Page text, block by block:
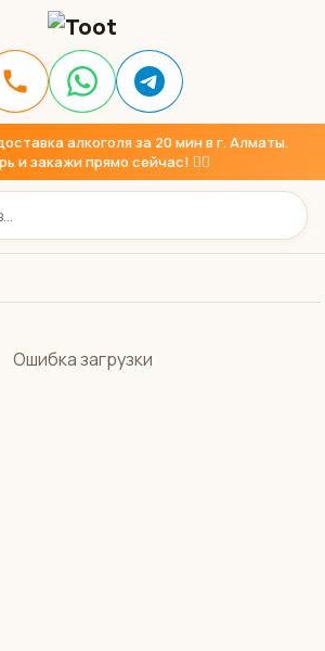
алкоголя за 20 мин в г. Алматы.
и закажи прямо сейчас! 👇🏼
Ошибка загрузки